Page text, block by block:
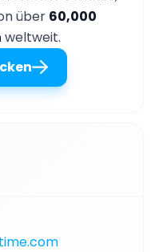
über 60,000
weltweit.